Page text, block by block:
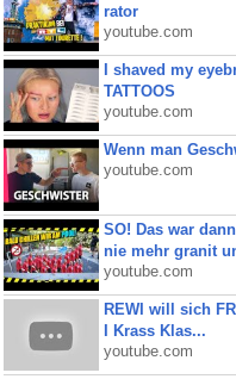
rator
youtube.com
I shaved my
TATTOOS
youtube.com
Wenn man
youtube.com
SO! Das war
nie mehr granit
youtube.com
REWI will sich
I Krass Klas...
youtube.com